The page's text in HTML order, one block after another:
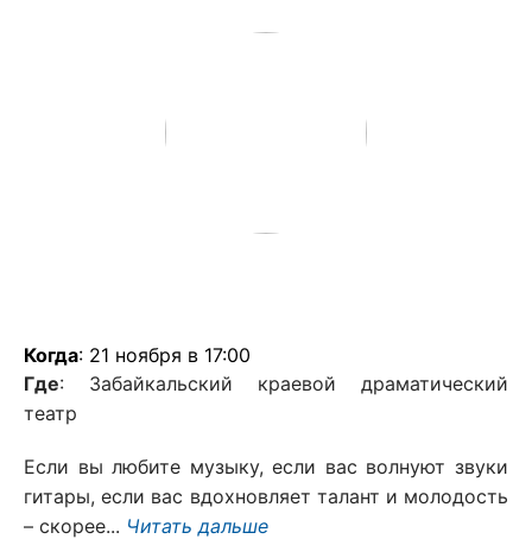
Когда: 21 ноября в 17:00
Где: Забайкальский краевой драматический
театр
Если вы любите музыку, если вас волнуют звуки
гитары, если вас вдохновляет талант и молодость
– скорее... Читать дальше